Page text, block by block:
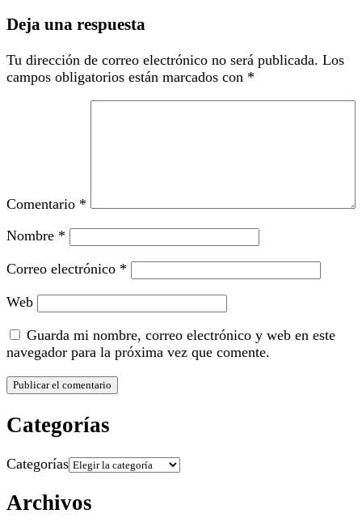
Deja una respuesta
Tu dirección de correo electrónico no será publicada. Los
campos obligatorios están marcados con *
Comentario *
Nombre *
Correo electrónico *
Web
Guarda mi nombre, correo electrónico y web en este
navegador para la próxima vez que comente.
Categorías
Categorías
Archivos